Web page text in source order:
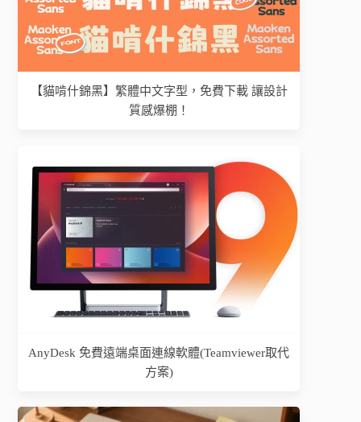
【貓啃什錦黑】繁體中文字型，免費下載 讓設計
質感爆棚！
AnyDesk 免費遠端桌面連線軟體(Teamviewer取代
方案)